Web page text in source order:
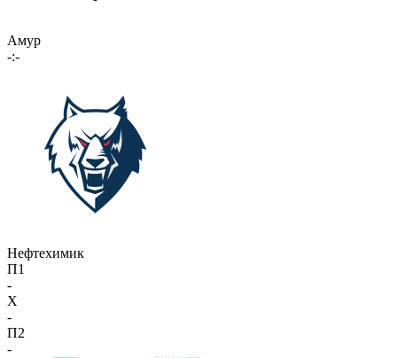
Амур
-:-
Нефтехимик
П1
-
X
-
П2
-